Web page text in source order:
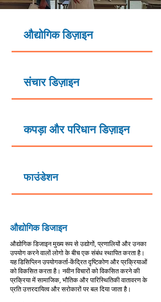
औद्योगिक डिज़ाइन
संचार डिज़ाइन
कपड़ा और परिधान डिज़ाइन
फाउंडेशन
औद्योगिक डिजाइन
औद्योगिक डिजाइन मुख्य रूप से उद्योगों, प्रणालियों और उनका
उपयोग करने वालों लोगो के बीच एक संबंध स्थापित करता है।
यह डिसिप्लिन उपयोगकर्ता-केंद्रित दृष्टिकोण और प्रक्रियाओं
को विकसित करता है। नवीन विचारों को विकसित करने की
प्रक्रिया में सामाजिक, भौतिक और पारिस्थितिकी वातावरण के
प्रति उत्तरदायित्व और सरोकारों पर बल दिया जाता है।